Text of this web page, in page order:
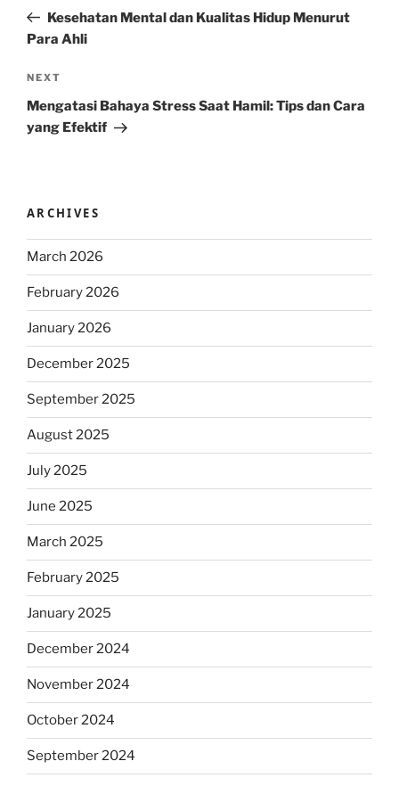
PostKesehatan Mental dan Kualitas Hidup Menurut
Para Ahli
Next
Post
NEXT
Mengatasi Bahaya Stress Saat Hamil: Tips dan Cara
yang Efektif
ARCHIVES
March 2026
February 2026
January 2026
December 2025
September 2025
August 2025
July 2025
June 2025
March 2025
February 2025
January 2025
December 2024
November 2024
October 2024
September 2024